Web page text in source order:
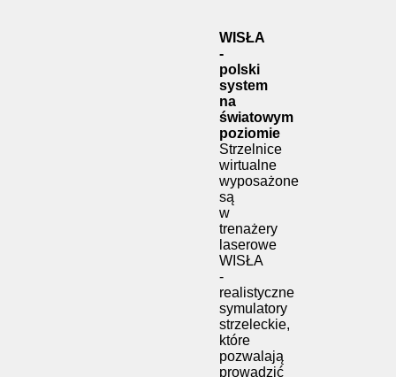
WISŁA
-
polski
system
na
światowym
poziomie
Strzelnice
wirtualne
wyposażone
są
w
trenażery
laserowe
WISŁA
-
realistyczne
symulatory
strzeleckie,
które
pozwalają
prowadzić